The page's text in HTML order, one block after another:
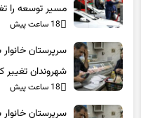
مسیر توسعه را
18 ساعت پیش
سرپرستان خانوار
شهروندان تغییر
18 ساعت پیش
سرپرستان خانوار